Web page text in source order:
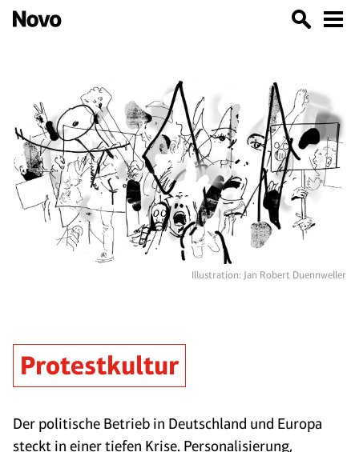
Illustration: Jan Robert Duennweller
Protestkultur
Der politische Betrieb in Deutschland und Europa
steckt in einer tiefen Krise. Personalisierung,